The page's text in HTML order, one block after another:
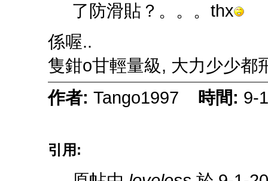
了防滑貼？。。。thx
係喔..
隻鉗o甘輕量級, 大力少少都
作者: Tango1997 時間: 9-
引用: